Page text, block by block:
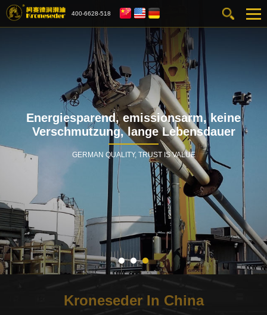
400-6628-518
Energiesparend, emissionsarm, keine
Verschmutzung, lange Lebensdauer
GERMAN QUALITY, TRUST IS VALUE
Kroneseder In China